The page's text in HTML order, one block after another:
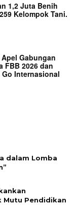
1,2 Juta Benih
Kelompok Tani.
Gabungan
FBB 2026 dan
Go Internasional
dalam Lomba
Mutu Pendidikan